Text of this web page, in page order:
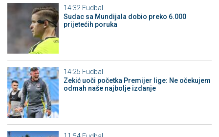
14:32 Fudbal
Sudac sa Mundijala dobio preko 6.000
prijetećih poruka
14:25 Fudbal
Zekić uoči početka Premijer lige: Ne očekujem
odmah naše najbolje izdanje